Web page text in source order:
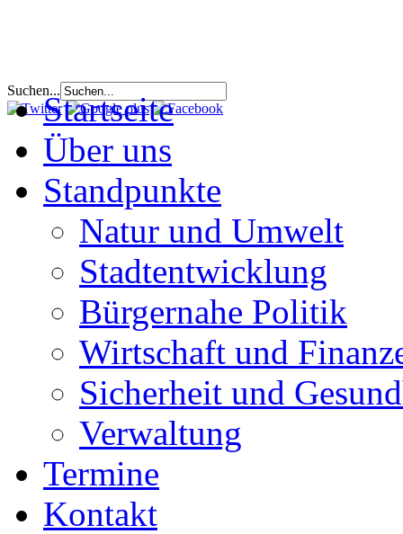
Suchen...Startseite
Über uns
Standpunkte
Natur und Umwelt
Stadtentwicklung
Bürgernahe Politik
Wirtschaft und
Sicherheit und
Verwaltung
Termine
Kontakt